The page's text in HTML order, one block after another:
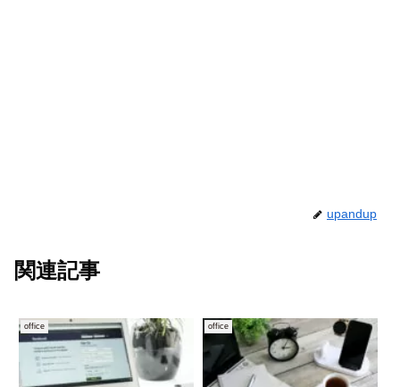
upandup
関連記事
office office